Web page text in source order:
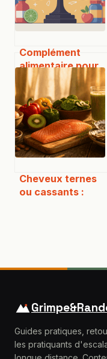
Complément
alimentaire pour
prendre du poids :
lequel choisir et
comment bien
l’utiliser
Cheveux ternes
ou cassants :
Guides pratiques,
les pratiquants